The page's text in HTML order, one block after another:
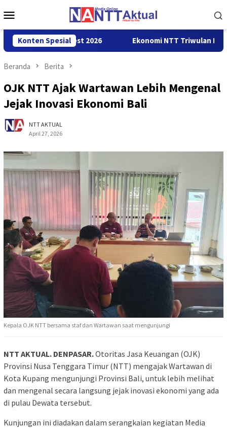
ke
Mobile
Konten Spesial
Border Fest 2026 Ekonomi NTT Triwulan II 2026
Beranda Berita
OJK NTT Ajak Wartawan Lebih Mengenal
Jejak Inovasi Ekonomi Bali
NTT AKTUAL
April 27, 2026
Kepala OJK NTT bersama staf dan Wartawan saat mengunjungi
NTT AKTUAL. DENPASAR.Otoritas Jasa Keuangan (OJK)
Provinsi Nusa Tenggara Timur (NTT) mengajak Wartawan di
Kota Kupang mengunjungi Provinsi Bali, untuk lebih melihat
dan mengenal secara langsung jejak inovasi ekonomi yang ada
di pulau Dewata tersebut.
Kunjungan ini diadakan dalam serangkaian kegiatan Media